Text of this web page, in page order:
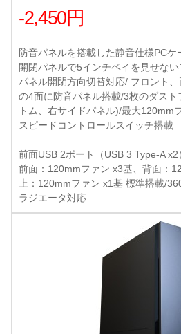
-2,450円
防音パネルを搭載した静音仕様PCケ
開閉パネルで5インチベイを見せな
パネル開閉方向切替対応/ フロント
の4面に防音パネル搭載/3枚のダス
トム、右サイドパネル)/最大120mm
スピードコントロールスイッチ搭載
前面USB 2ポート（USB 3 Type-A x2
前面：120mmファン x3基、背面：
上：120mmファン x1基 標準搭載/
ラジエータ対応